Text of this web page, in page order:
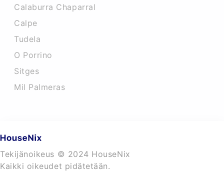
Calaburra Chaparral
Calpe
Tudela
O Porrino
Sitges
Mil Palmeras
Tekijänoikeus © 2024 HouseNix
Kaikki oikeudet pidätetään.